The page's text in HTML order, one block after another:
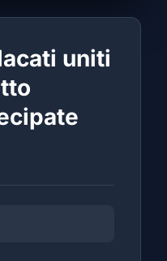
uniti